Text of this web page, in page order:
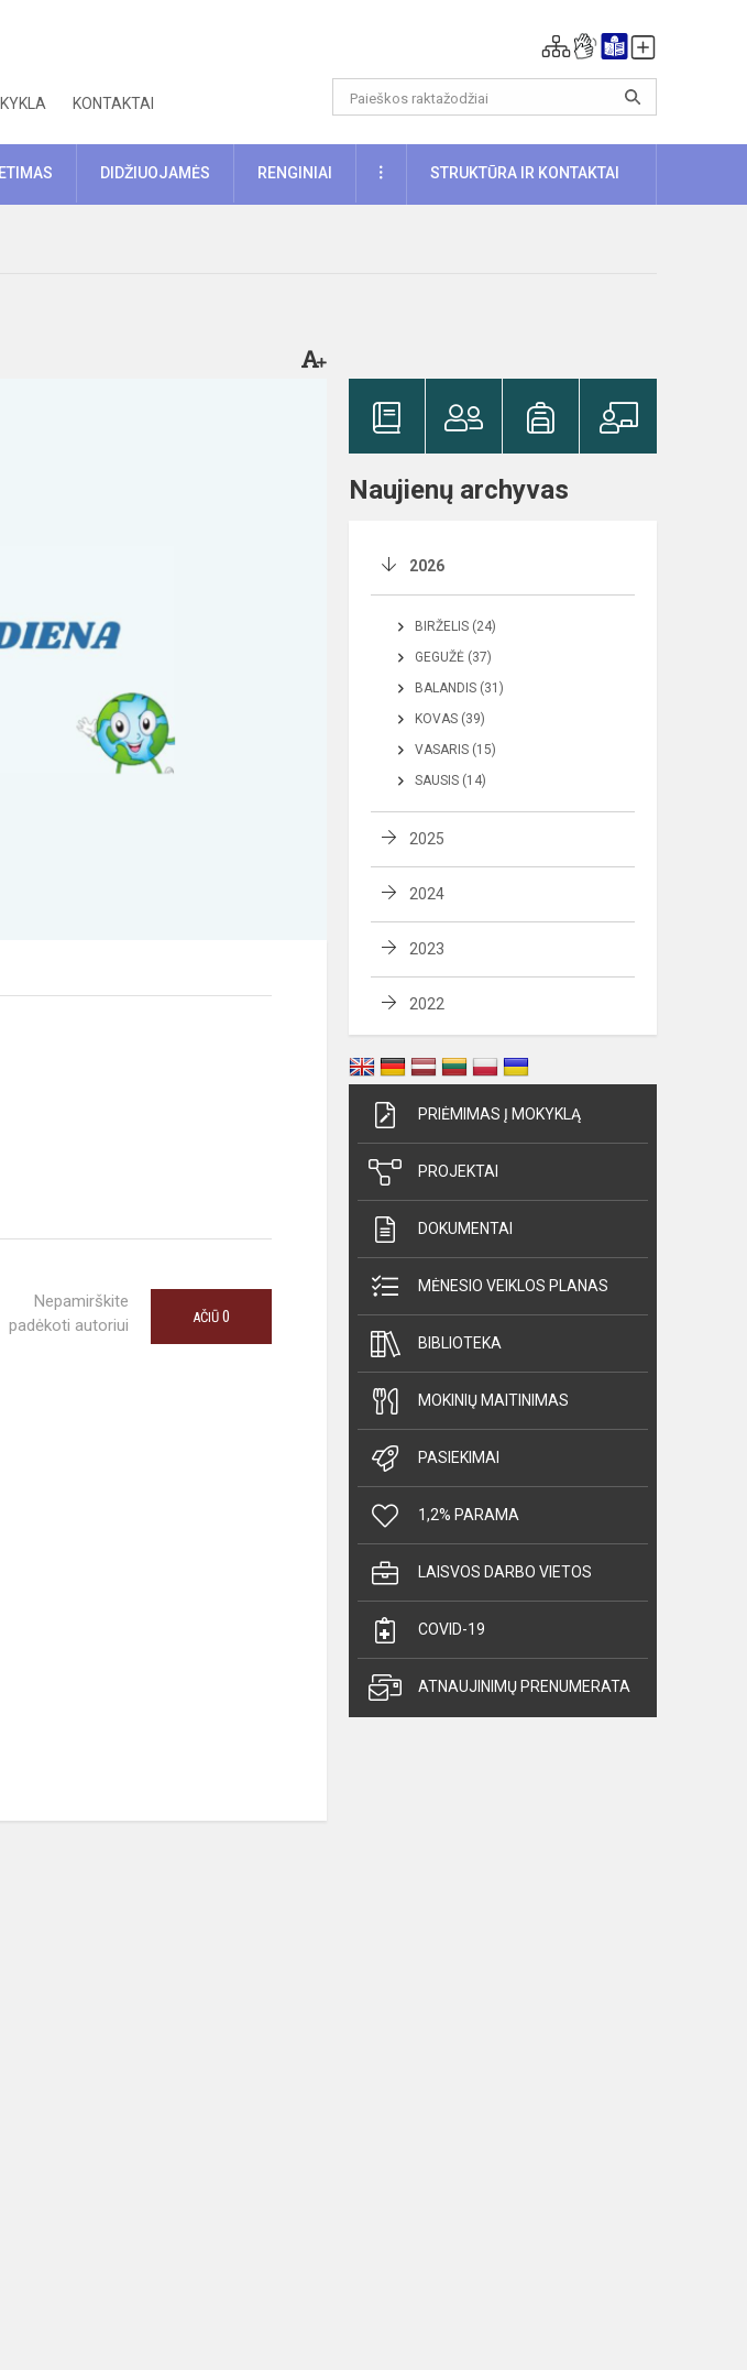
KONTAKTAI
DIDŽIUOJAMĖS RENGINIAI DAUGIAUSTRUKTŪRA IR KONTAKTAI
Nepamirškite
padėkoti autoriui
AČIŪ 0
Naujienų archyvas
2026
BIRŽELIS (24)
GEGUŽĖ (37)
BALANDIS (31)
KOVAS (39)
VASARIS (15)
SAUSIS (14)
2025
2024
2023
2022
PRIĖMIMAS Į MOKYKLĄ
PROJEKTAI
DOKUMENTAI
MĖNESIO VEIKLOS PLANAS
BIBLIOTEKA
MOKINIŲ MAITINIMAS
PASIEKIMAI
1,2% PARAMA
LAISVOS DARBO VIETOS
COVID-19
ATNAUJINIMŲ PRENUMERATA